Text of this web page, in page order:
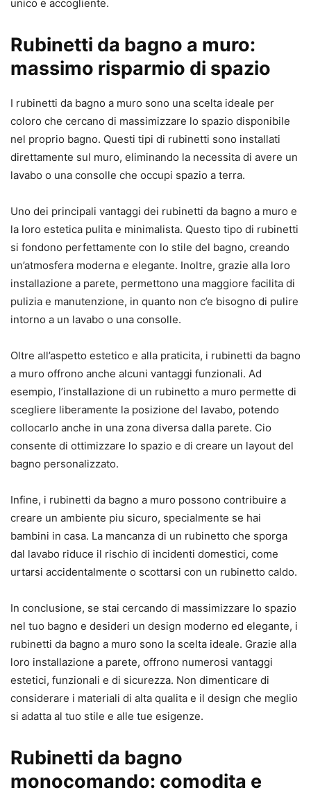
unico e accogliente.
Rubinetti da bagno a muro:
massimo risparmio di spazio
I rubinetti da bagno a muro sono una scelta ideale per
coloro che cercano di massimizzare lo spazio disponibile
nel proprio bagno. Questi tipi di rubinetti sono installati
direttamente sul muro, eliminando la necessita di avere un
lavabo o una consolle che occupi spazio a terra.
Uno dei principali vantaggi dei rubinetti da bagno a muro e
la loro estetica pulita e minimalista. Questo tipo di rubinetti
si fondono perfettamente con lo stile del bagno, creando
un’atmosfera moderna e elegante. Inoltre, grazie alla loro
installazione a parete, permettono una maggiore facilita di
pulizia e manutenzione, in quanto non c’e bisogno di pulire
intorno a un lavabo o una consolle.
Oltre all’aspetto estetico e alla praticita, i rubinetti da bagno
a muro offrono anche alcuni vantaggi funzionali. Ad
esempio, l’installazione di un rubinetto a muro permette di
scegliere liberamente la posizione del lavabo, potendo
collocarlo anche in una zona diversa dalla parete. Cio
consente di ottimizzare lo spazio e di creare un layout del
bagno personalizzato.
Infine, i rubinetti da bagno a muro possono contribuire a
creare un ambiente piu sicuro, specialmente se hai
bambini in casa. La mancanza di un rubinetto che sporga
dal lavabo riduce il rischio di incidenti domestici, come
urtarsi accidentalmente o scottarsi con un rubinetto caldo.
In conclusione, se stai cercando di massimizzare lo spazio
nel tuo bagno e desideri un design moderno ed elegante, i
rubinetti da bagno a muro sono la scelta ideale. Grazie alla
loro installazione a parete, offrono numerosi vantaggi
estetici, funzionali e di sicurezza. Non dimenticare di
considerare i materiali di alta qualita e il design che meglio
si adatta al tuo stile e alle tue esigenze.
Rubinetti da bagno
monocomando: comodita e